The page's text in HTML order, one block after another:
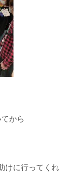
から
けに行ってくれ